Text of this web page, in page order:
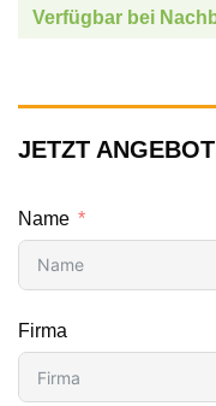
Verfügbar bei
JETZT
Name
Firma